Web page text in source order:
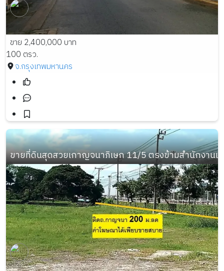
ขาย 2,400,000 บาท
100 ตรว.
จ.กรุงเทพมหานคร
ขายที่ดินสุดสวยเกาญจนาภิเษก 11/5 ตรงข้ามสำนักงาน